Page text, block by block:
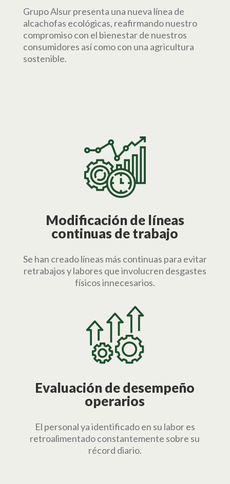
Grupo Alsur presenta una nueva línea de
alcachofas ecológicas, reafirmando nuestro
compromiso con el bienestar de nuestros
consumidores así como con una agricultura
sostenible.
Modificación de líneas
continuas de trabajo
Se han creado líneas más continuas para evitar
retrabajos y labores que involucren desgastes
físicos innecesarios.
Evaluación de desempeño
operarios
El personal ya identificado en su labor es
retroalimentado constantemente sobre su
récord diario.